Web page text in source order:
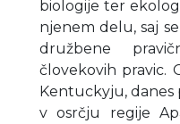
biologije ter
njenem delu, saj
družbene
človekovih pravic.
Kentuckyju, danes
v osrčju regije